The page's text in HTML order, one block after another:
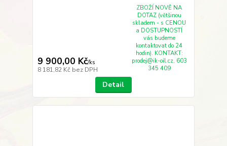
9 900,00 Kč/ks
8 181,82 Kč bez DPH
ZBOŽÍ NOVĚ NA
DOTAZ (většinou
skladem - s CENOU
a DOSTUPNOSTÍ
vás budeme
kontaktovat do 24
hodin). KONTAKT:
prodej@ik-oil.cz, 603
345 409
Detail